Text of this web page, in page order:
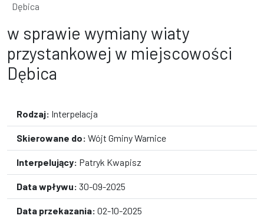
Dębica
w sprawie wymiany wiaty
przystankowej w miejscowości
Dębica
Rodzaj: Interpelacja
Skierowane do: Wójt Gminy Warnice
Interpelujący: Patryk Kwapisz
Data wpływu: 30-09-2025
Data przekazania: 02-10-2025